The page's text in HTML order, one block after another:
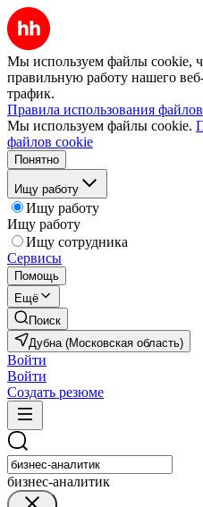
Мы используем файлы cookie,
правильную работу нашего
трафик.
Правила использования
Мы используем файлы cookie.
файлов cookie
Понятно
Ищу работу
Ищу работу
Ищу работу
Ищу сотрудника
Сервисы
Помощь
Ещё
Поиск
Дубна (Московская область)
Войти
Войти
Создать резюме
бизнес-аналитик